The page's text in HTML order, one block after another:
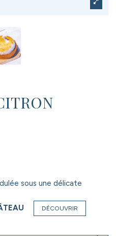
sous une délicate
DÉCOUVRIR